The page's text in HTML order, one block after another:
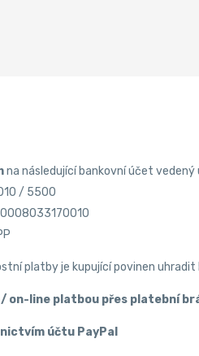
na následující bankovní účet vedený
/ 5500
platby je kupující povinen uhradit
on-line platbou přes platební
účtu PayPal